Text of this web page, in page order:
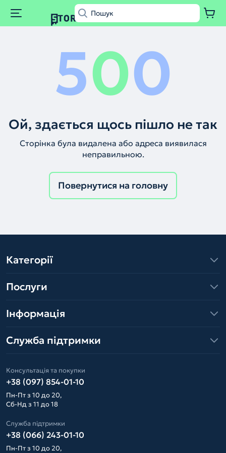
500
Ой, здається щось пішло не так
Сторінка була видалена або адреса виявилася
неправильною.
Повернутися на головну
Категорії
Послуги
Інформація
Служба підтримки
Консультація та покупки
+38 (097) 854-01-10
Пн-Пт з 10 до 20,
Сб-Нд з 11 до 18
Служба підтримки
+38 (066) 243-01-10
Пн-Пт з 10 до 20,